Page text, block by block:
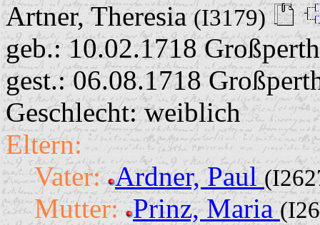
Artner, Theresia(I3179)
geb.: 10.02.1718
gest.: 06.08.1718
Geschlecht: weiblich
Eltern:
Vater: Ardner, Paul
Mutter: Prinz, Maria